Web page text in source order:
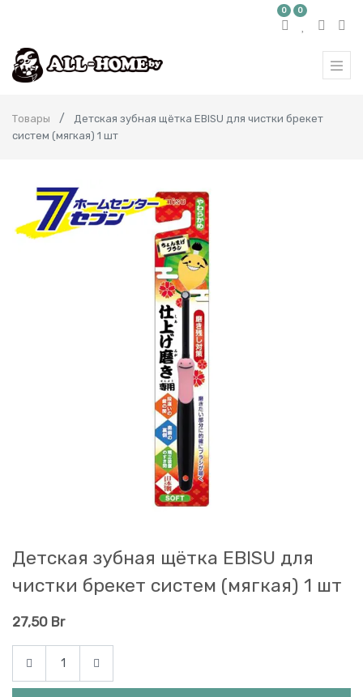
0 0
Товары
Детская зубная щётка EBISU для чистки брекет
систем (мягкая) 1 шт
Детская зубная щётка EBISU для
чистки брекет систем (мягкая) 1 шт
27,50 Br